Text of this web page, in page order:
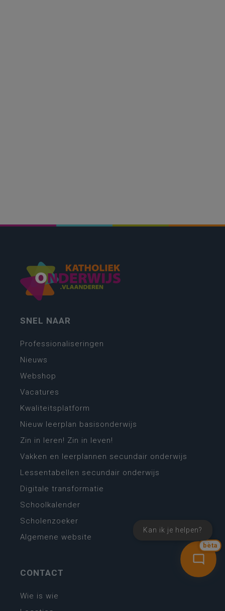
bèta
Kan ik je helpen?
SNEL NAAR
Professionaliseringen
Nieuws
Webshop
Vacatures
Kwaliteitsplatform
Nieuw leerplan basisonderwijs
Zin in leren! Zin in leven!
Vakken en leerplannen secundair onderwijs
Lessentabellen secundair onderwijs
Digitale transformatie
Schoolkalender
Scholenzoeker
Algemene website
CONTACT
Wie is wie